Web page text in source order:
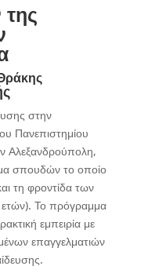
στην
Πανεπιστημίου
Αλεξανδρούπολη,
σπουδών το οποίο
τη φροντίδα των
ετών). Το πρόγραμμα
εμπειρία με
επαγγελματιών